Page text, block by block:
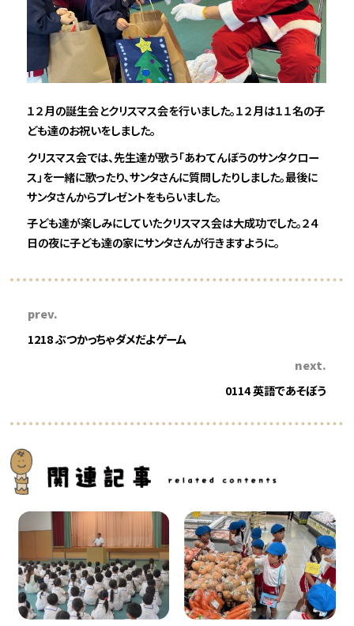
１２月の誕生会とクリスマス会を行いました。１２月は１１名の子
ども達のお祝いをしました。
クリスマス会では、先生達が歌う「あわてんぼうのサンタクロー
ス」を一緒に歌ったり、サンタさんに質問したりしました。最後に
サンタさんからプレゼントをもらいました。
子ども達が楽しみにしていたクリスマス会は大成功でした。２４
日の夜に子ども達の家にサンタさんが行きますように。
prev.
1218 ぶつかっちゃダメだよゲーム
next.
0114 英語であそぼう